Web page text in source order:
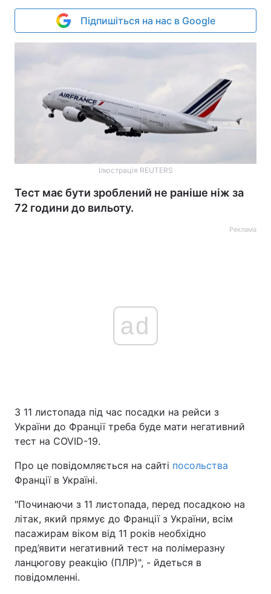
Підпишіться на нас в Google
Ілюстрація REUTERS
Тест має бути зроблений не раніше ніж за
72 години до вильоту.
Реклама
ad
З 11 листопада під час посадки на рейси з
України до Франції треба буде мати негативний
тест на COVID-19.
Про це повідомляється на сайті посольства
Франції в Україні.
"Починаючи з 11 листопада, перед посадкою на
літак, який прямує до Франції з України, всім
пасажирам віком від 11 років необхідно
пред’явити негативний тест на полімеразну
ланцюгову реакцію (ПЛР)", - йдеться в
повідомленні.